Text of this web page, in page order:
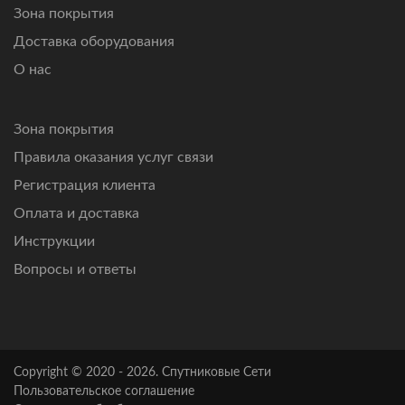
Зона покрытия
Доставка оборудования
О нас
Зона покрытия
Правила оказания услуг связи
Регистрация клиента
Оплата и доставка
Инструкции
Вопросы и ответы
Copyright © 2020 - 2026. Спутниковые Сети
Пользовательское соглашение